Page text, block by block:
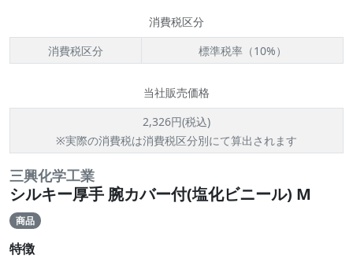
消費税区分
消費税区分
標準税率（10%）
当社販売価格
2,326円(税込)
※実際の消費税は消費税区分別にて算出されます
三興化学工業
シルキー厚手 腕カバー付(塩化ビニール) M
商品
特徴